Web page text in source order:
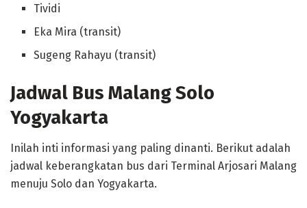
Tividi
Eka Mira (transit)
Sugeng Rahayu (transit)
Jadwal Bus Malang Solo
Yogyakarta
Inilah inti informasi yang paling dinanti. Berikut adalah
jadwal keberangkatan bus dari Terminal Arjosari Malang
menuju Solo dan Yogyakarta.